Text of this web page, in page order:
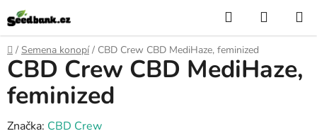
Přejít
na
obsah
Hledat
KOŠÍK
Domů
/ Semena konopí / CBD Crew CBD MediHaze, feminized
CBD Crew CBD MediHaze,
feminized
Značka: CBD Crew